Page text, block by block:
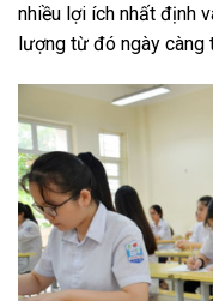
nhiều lợi ích nhất định
lượng từ đó ngày càng